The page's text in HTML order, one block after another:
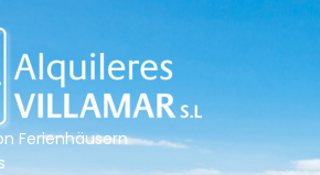
Ferienhäusern